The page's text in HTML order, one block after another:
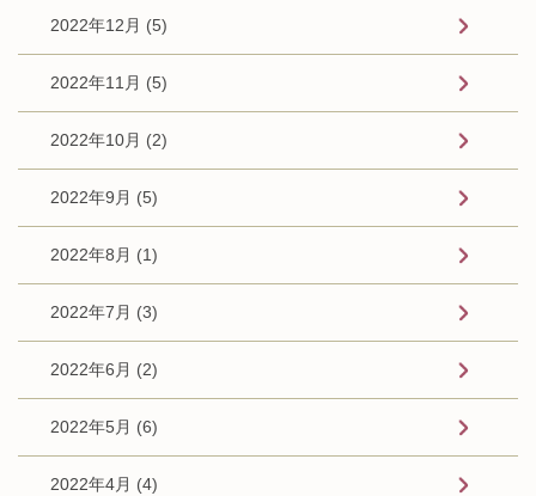
2022年12月 (5)
2022年11月 (5)
2022年10月 (2)
2022年9月 (5)
2022年8月 (1)
2022年7月 (3)
2022年6月 (2)
2022年5月 (6)
2022年4月 (4)